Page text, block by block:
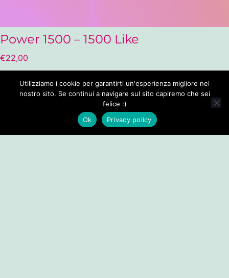
Power 1500 – 1500 Like
€22,00
VOGLIO QUESTO
Utilizziamo i cookie per garantirti un'esperienza migliore nel
nostro sito. Se continui a navigare sul sito capiremo che sei
felice :)
Ok
Privacy policy